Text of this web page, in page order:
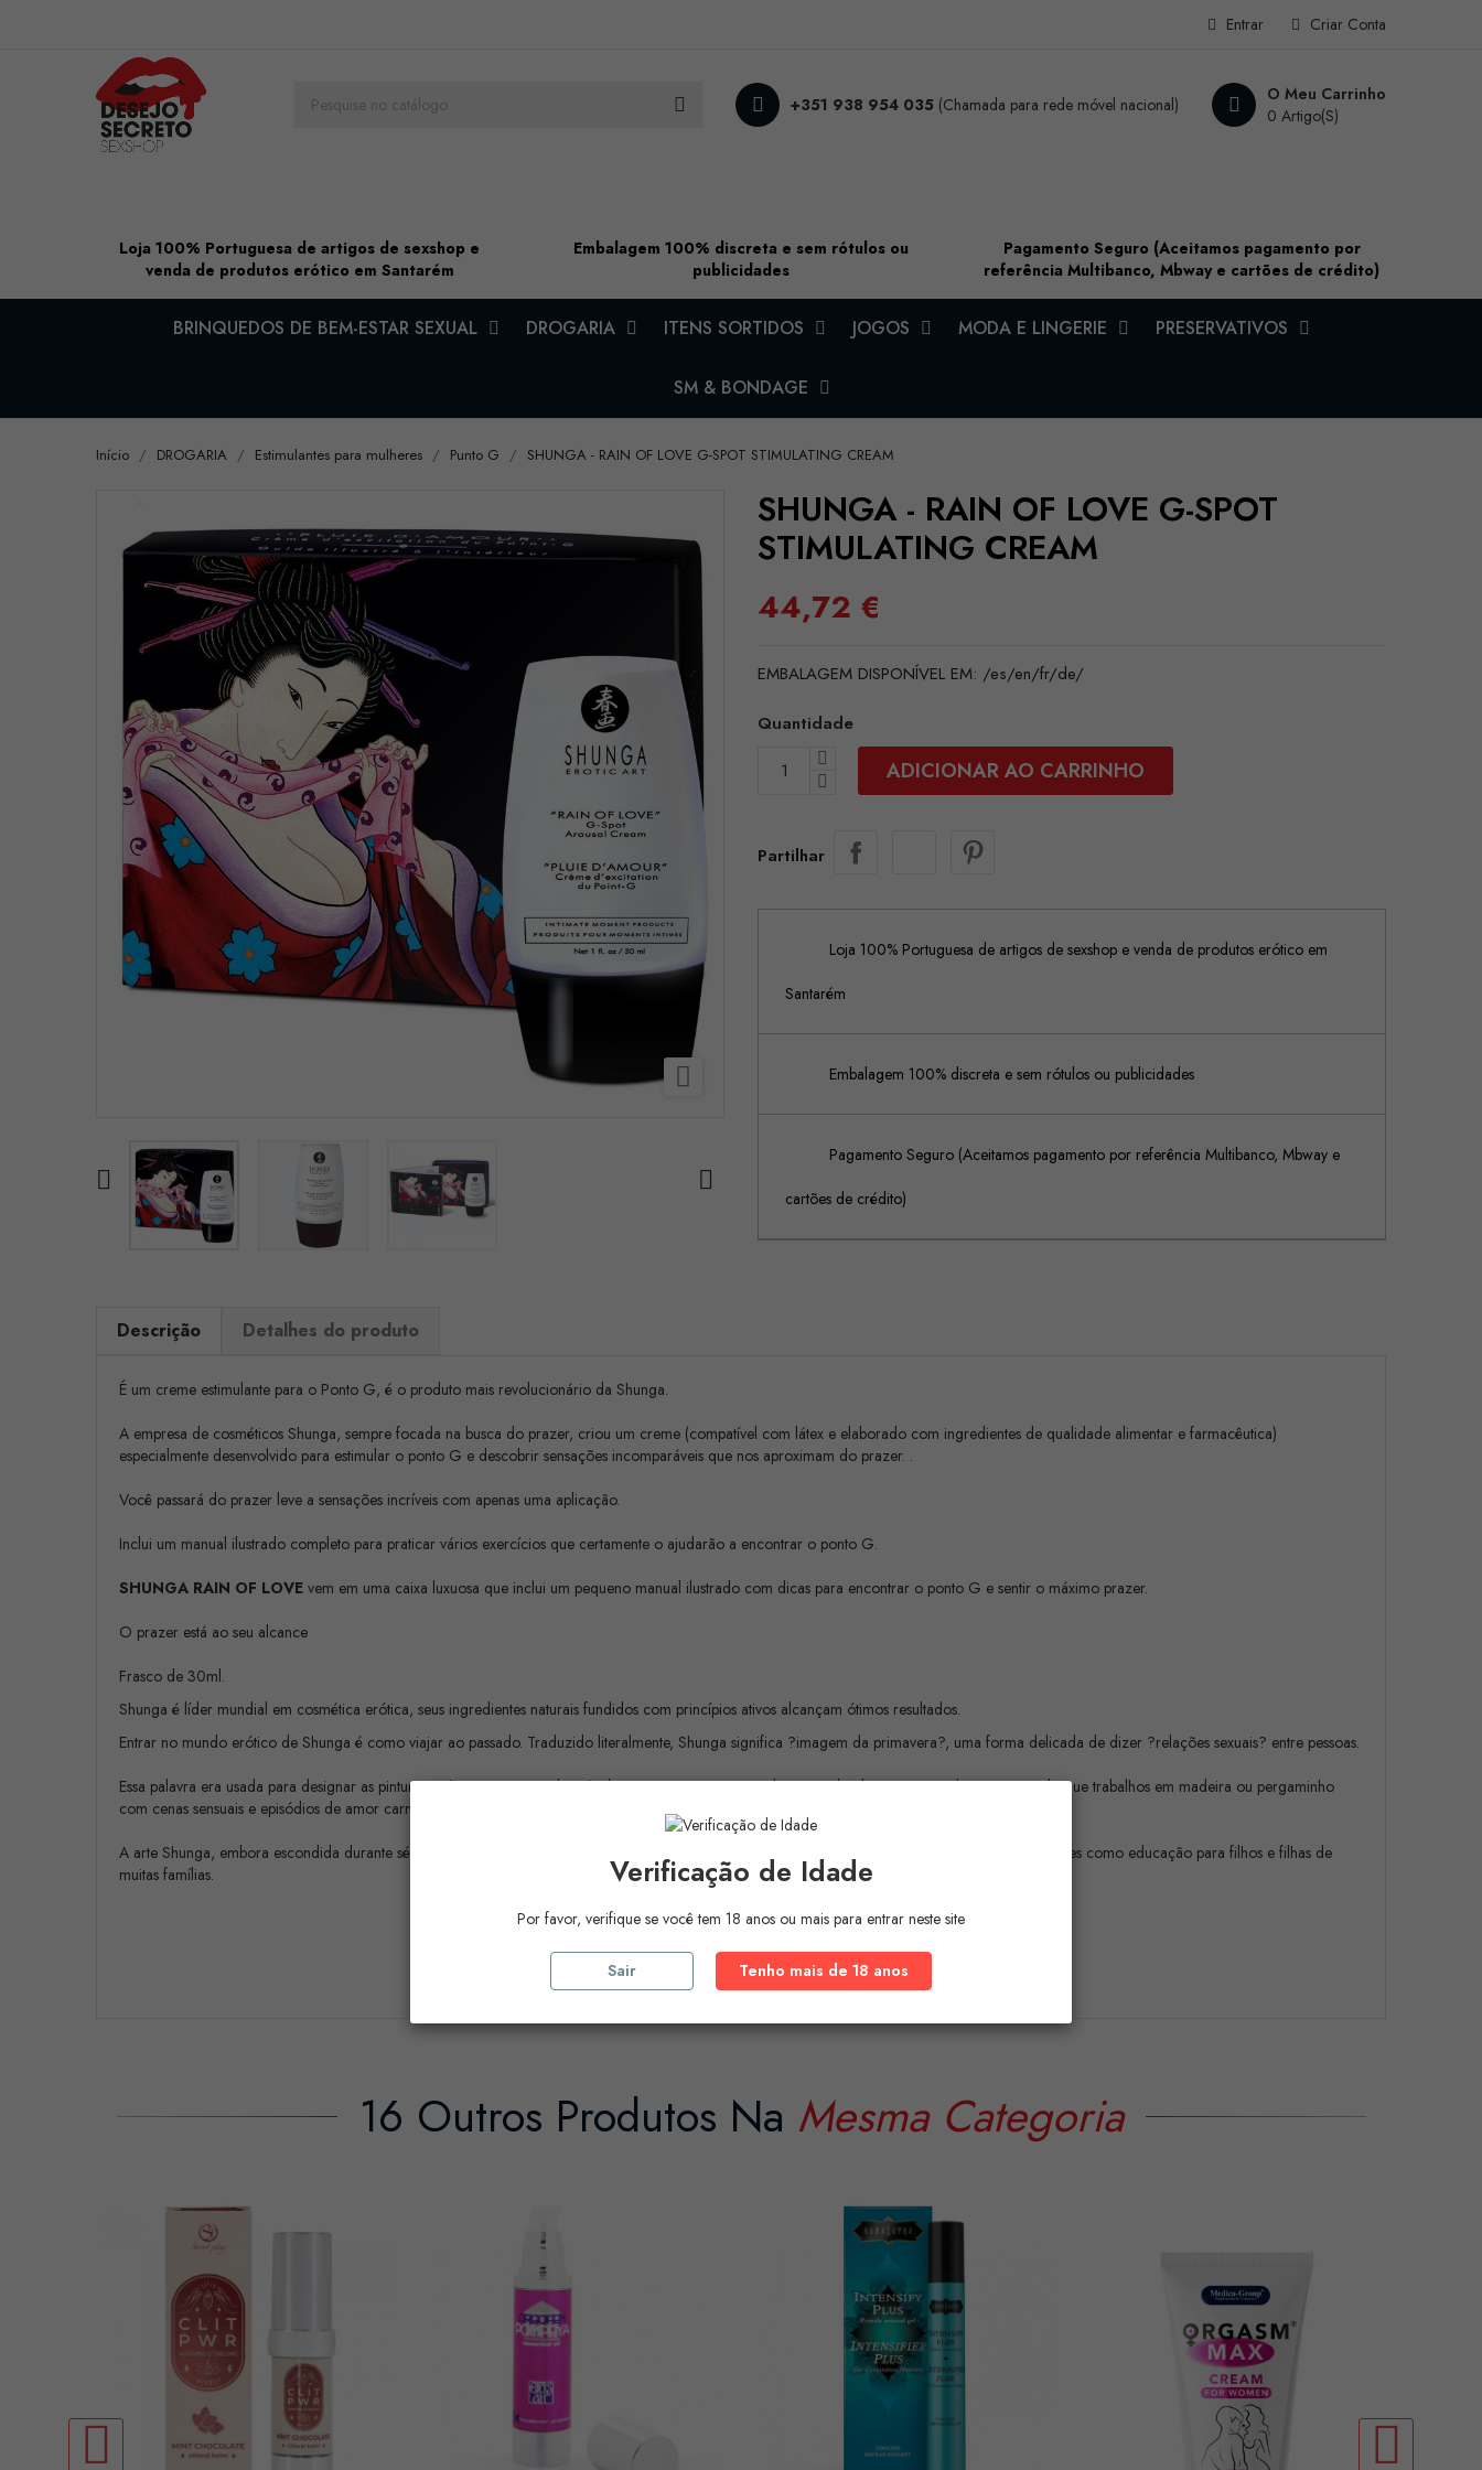
Criar Conta
Entrar
O Meu Carrinho
0 Artigo(s)
+351 938 954 035 (Chamada para rede móvel nacional)
Loja 100% Portuguesa de artigos de sexshop e
venda de produtos erótico em Santarém
Embalagem 100% discreta e sem rótulos ou
publicidades
Pagamento Seguro (Aceitamos pagamento por
referência Multibanco, Mbway e cartões de crédito)
BRINQUEDOS DE BEM-ESTAR SEXUAL DROGARIA ITENS SORTIDOS JOGOS MODA E LINGERIE PRESERVATIVOS
SM & BONDAGE
Início DROGARIA Estimulantes para mulheres Punto G SHUNGA - RAIN OF LOVE G-SPOT STIMULATING CREAM

 
SHUNGA - RAIN OF LOVE G-SPOT
STIMULATING CREAM
44,72 €
EMBALAGEM DISPONÍVEL EM: /es/en/fr/de/
Quantidade
ADICIONAR AO CARRINHO
Partilhar
Loja 100% Portuguesa de artigos de sexshop e venda de produtos erótico em
Santarém
Embalagem 100% discreta e sem rótulos ou publicidades
Pagamento Seguro (Aceitamos pagamento por referência Multibanco, Mbway e
cartões de crédito)
Descrição Detalhes do produto
É um creme estimulante para o Ponto G, é o produto mais revolucionário da Shunga.
A empresa de cosméticos Shunga, sempre focada na busca do prazer, criou um creme (compatível com látex e elaborado com ingredientes de qualidade alimentar e farmacêutica)
especialmente desenvolvido para estimular o ponto G e descobrir sensações incomparáveis que nos aproximam do prazer. .
Você passará do prazer leve a sensações incríveis com apenas uma aplicação.
Inclui um manual ilustrado completo para praticar vários exercícios que certamente o ajudarão a encontrar o ponto G.
SHUNGA RAIN OF LOVE vem em uma caixa luxuosa que inclui um pequeno manual ilustrado com dicas para encontrar o ponto G e sentir o máximo prazer.
O prazer está ao seu alcance
Frasco de 30ml.
Shunga é líder mundial em cosmética erótica, seus ingredientes naturais fundidos com princípios ativos alcançam ótimos resultados.
Entrar no mundo erótico de Shunga é como viajar ao passado. Traduzido literalmente, Shunga significa ?imagem da primavera?, uma forma delicada de dizer ?relações sexuais? entre pessoas.
Essa palavra era usada para designar as pinturas eróticas japonesas dos séculos XVI, XVII e XVIII, tipo denominado ukiyo-e, que nada mais eram do que trabalhos em madeira ou pergaminho
com cenas sensuais e episódios de amor carnal, sempre feitos com muito cuidado. e bom gosto.
A arte Shunga, embora escondida durante séculos, marcou o início da indústria pornográfica para a classe média japonesa e serviu durante gerações como educação para filhos e filhas de
muitas famílias.
16 Outros Produtos Na Mesma Categoria
Verificação de Idade
Por favor, verifique se você tem 18 anos ou mais para entrar neste site
Sair Tenho mais de 18 anos